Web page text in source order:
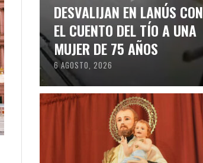
DESVALIJAN EN LANÚS CON
EL CUENTO DEL TÍO A UNA
MUJER DE 75 AÑOS
6 AGOSTO, 2026